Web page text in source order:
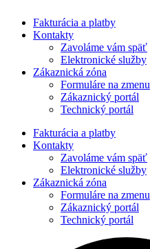
obsah
Fakturácia a platby
Kontakty
Zavoláme vám späť
Elektronické služby
Zákaznická zóna
Formuláre na zmenu
Zákaznický portál
Technický portál
Fakturácia a platby
Kontakty
Zavoláme vám späť
Elektronické služby
Zákaznická zóna
Formuláre na zmenu
Zákaznický portál
Technický portál